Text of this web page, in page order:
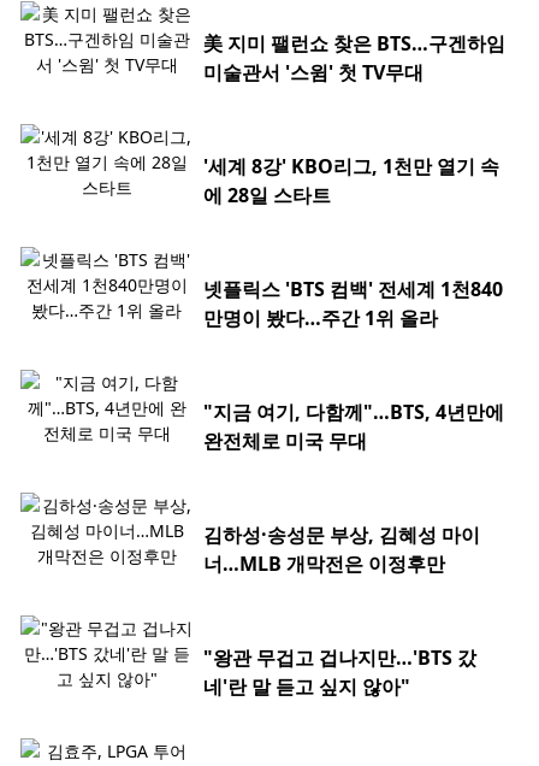
美 지미 팰런쇼 찾은 BTS…구겐하임
미술관서 '스윔' 첫 TV무대
'세계 8강' KBO리그, 1천만 열기 속
에 28일 스타트
넷플릭스 'BTS 컴백' 전세계 1천840
만명이 봤다…주간 1위 올라
"지금 여기, 다함께"…BTS, 4년만에
완전체로 미국 무대
김하성·송성문 부상, 김혜성 마이
너…MLB 개막전은 이정후만
"왕관 무겁고 겁나지만…'BTS 갔
네'란 말 듣고 싶지 않아"